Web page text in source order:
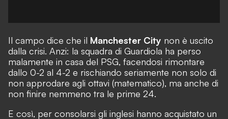
Il campo dice che il Manchester City non è uscito
dalla crisi. Anzi: la squadra di Guardiola ha perso
malamente in casa del PSG, facendosi rimontare
dallo 0-2 al 4-2 e rischiando seriamente non solo di
non approdare agli ottavi (matematico), ma anche di
non finire nemmeno tra le prime 24.
E così, per consolarsi gli inglesi hanno acquistato un